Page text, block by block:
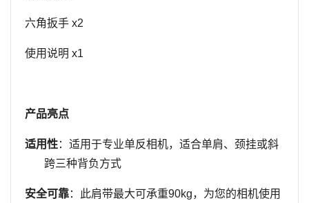
六角扳手 x2
使用说明 x1
产品亮点
适用性：适用于专业单反相机， 适合单肩、 颈挂或斜
跨三种背负方式
安全可靠：此肩带最大可承重90kg，为您的相机使用